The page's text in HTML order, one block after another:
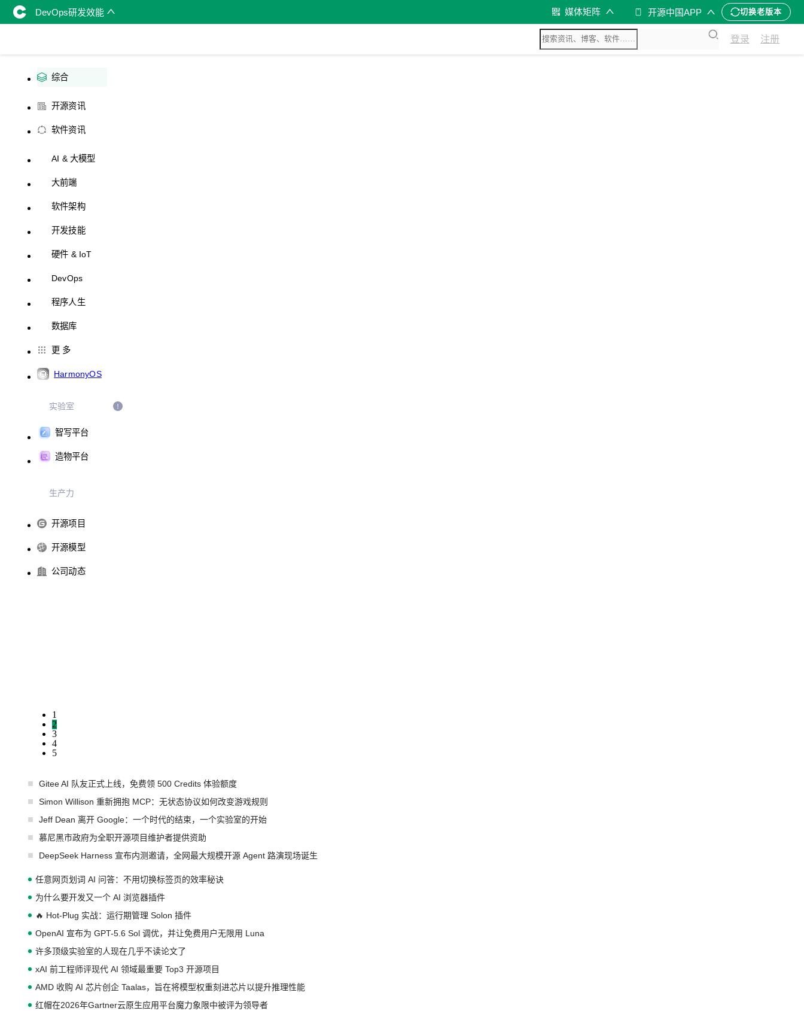
DevOps研发效能 媒体矩阵 开源中国APP 切换老版本
登录 注册
综合
开源资讯
软件资讯
AI & 大模型
大前端
软件架构
开发技能
硬件 & IoT
DevOps
程序人生
数据库
更 多
HarmonyOS
实验室
智写平台
造物平台
生产力
开源项目
开源模型
公司动态
1
2
3
4
5
Gitee AI 队友正式上线，免费领 500 Credits 体验额度
Simon Willison 重新拥抱 MCP：无状态协议如何改变游戏规则
Jeff Dean 离开 Google：一个时代的结束，一个实验室的开始
慕尼黑市政府为全职开源项目维护者提供资助
DeepSeek Harness 宣布内测邀请，全网最大规模开源 Agent 路演现场诞生
任意网页划词 AI 问答：不用切换标签页的效率秘诀
为什么要开发又一个 AI 浏览器插件
🔥 Hot-Plug 实战：运行期管理 Solon 插件
OpenAI 宣布为 GPT-5.6 Sol 调优，并让免费用户无限用 Luna
许多顶级实验室的人现在几乎不读论文了
xAI 前工程师评现代 AI 领域最重要 Top3 开源项目
AMD 收购 AI 芯片创企 Taalas，旨在将模型权重刻进芯片以提升推理性能
红帽在2026年Gartner云原生应用平台魔力象限中被评为领导者